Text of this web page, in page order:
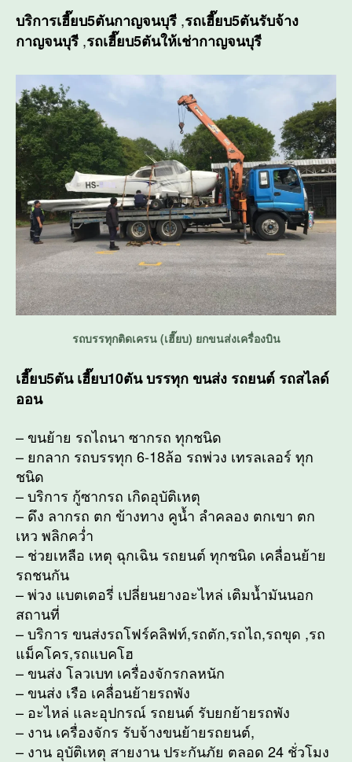
บริการเฮี๊ยบ5ตันกาญจนบุรี ,รถเฮี๊ยบ5ตันรับจ้าง
กาญจนบุรี ,รถเฮี๊ยบ5ตันให้เช่ากาญจนบุรี
รถบรรทุกติดเครน (เฮี๊ยบ) ยกขนส่งเครื่องบิน
เฮี๊ยบ5ตัน เฮี๊ยบ10ตัน บรรทุก ขนส่ง รถยนต์ รถสไลด์
ออน
– ขนย้าย รถไถนา ซากรถ ทุกชนิด
– ยกลาก รถบรรทุก 6-18ล้อ รถพ่วง เทรลเลอร์ ทุก
ชนิด
– บริการ กู้ซากรถ เกิดอุบัติเหตุ
– ดึง ลากรถ ตก ข้างทาง คูน้ำ ลำคลอง ตกเขา ตก
เหว พลิกคว่ำ
– ช่วยเหลือ เหตุ ฉุกเฉิน รถยนต์ ทุกชนิด เคลื่อนย้าย
รถชนกัน
– พ่วง แบตเตอรี่ เปลี่ยนยางอะไหล่ เติมน้ำมันนอก
สถานที่
– บริการ ขนส่งรถโฟร์คลิฟท์,รถตัก,รถไถ,รถขุด ,รถ
แม็คโคร,รถแบคโฮ
– ขนส่ง โลวเบท เครื่องจักรกลหนัก
– ขนส่ง เรือ เคลื่อนย้ายรถพัง
– อะไหล่ และอุปกรณ์ รถยนต์ รับยกย้ายรถพัง
– งาน เครื่องจักร รับจ้างขนย้ายรถยนต์,
– งาน อุบัติเหตุ สายงาน ประกันภัย ตลอด 24 ชั่วโมง